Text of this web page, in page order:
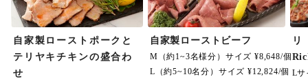
自家製ローストポークと
テリヤキチキンの盛合わ
せ
自家製ローストビーフ
M（約1~3名様分）サイズ ¥8,648/個
L（約5~10名分）サイズ ¥12,824/個 Lサ